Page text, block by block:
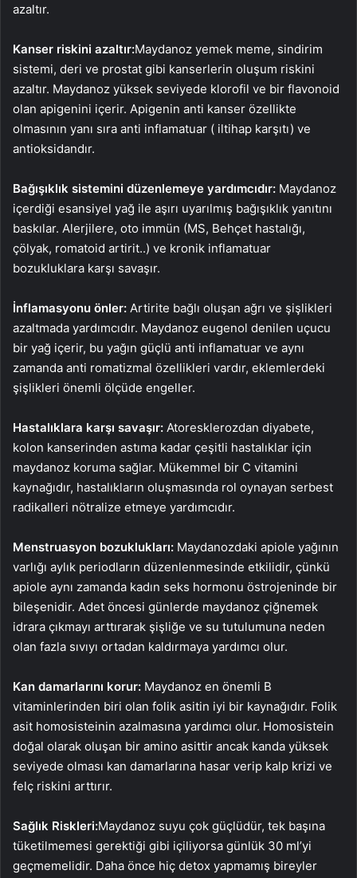
azaltır.
Kanser riskini azaltır:Maydanoz yemek meme, sindirim
sistemi, deri ve prostat gibi kanserlerin oluşum riskini
azaltır. Maydanoz yüksek seviyede klorofil ve bir flavonoid
olan apigenini içerir. Apigenin anti kanser özellikte
olmasının yanı sıra anti inflamatuar ( iltihap karşıtı) ve
antioksidandır.
Bağışıklık sistemini düzenlemeye yardımcıdır: Maydanoz
içerdiği esansiyel yağ ile aşırı uyarılmış bağışıklık yanıtını
baskılar. Alerjilere, oto immün (MS, Behçet hastalığı,
çölyak, romatoid artirit..) ve kronik inflamatuar
bozukluklara karşı savaşır.
İnflamasyonu önler: Artirite bağlı oluşan ağrı ve şişlikleri
azaltmada yardımcıdır. Maydanoz eugenol denilen uçucu
bir yağ içerir, bu yağın güçlü anti inflamatuar ve aynı
zamanda anti romatizmal özellikleri vardır, eklemlerdeki
şişlikleri önemli ölçüde engeller.
Hastalıklara karşı savaşır: Atoresklerozdan diyabete,
kolon kanserinden astıma kadar çeşitli hastalıklar için
maydanoz koruma sağlar. Mükemmel bir C vitamini
kaynağıdır, hastalıkların oluşmasında rol oynayan serbest
radikalleri nötralize etmeye yardımcıdır.
Menstruasyon bozuklukları: Maydanozdaki apiole yağının
varlığı aylık periodların düzenlenmesinde etkilidir, çünkü
apiole aynı zamanda kadın seks hormonu östrojeninde bir
bileşenidir. Adet öncesi günlerde maydanoz çiğnemek
idrara çıkmayı arttırarak şişliğe ve su tutulumuna neden
olan fazla sıvıyı ortadan kaldırmaya yardımcı olur.
Kan damarlarını korur: Maydanoz en önemli B
vitaminlerinden biri olan folik asitin iyi bir kaynağıdır. Folik
asit homosisteinin azalmasına yardımcı olur. Homosistein
doğal olarak oluşan bir amino asittir ancak kanda yüksek
seviyede olması kan damarlarına hasar verip kalp krizi ve
felç riskini arttırır.
Sağlık Riskleri:Maydanoz suyu çok güçlüdür, tek başına
tüketilmemesi gerektiği gibi içiliyorsa günlük 30 ml’yi
geçmemelidir. Daha önce hiç detox yapmamış bireyler